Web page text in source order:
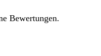
Bewertungen.